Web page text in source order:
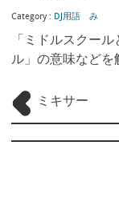
Category : DJ用語 み
「ミドルスクー
ル」の意味などを
ミキサー